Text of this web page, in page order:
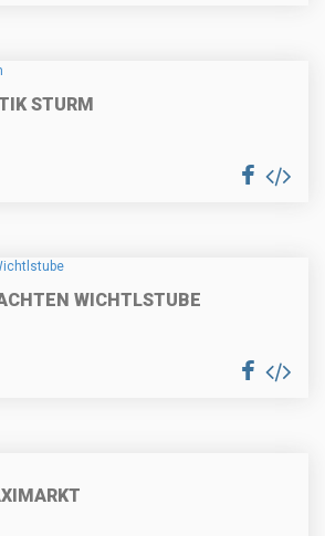
STURM
WICHTLSTUBE